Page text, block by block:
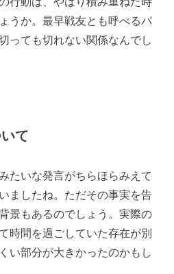
うか。最早戦友とも呼べるパ
っても切れない関係なんでし
て
たいな発言がちらほらみえて
ましたね。ただその事実を告
景もあるのでしょう。実際の
時間を過ごしていた存在が別
い部分が大きかったのかもし